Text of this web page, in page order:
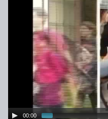
00:00